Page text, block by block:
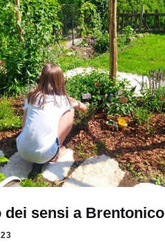
dei sensi a Brentonico